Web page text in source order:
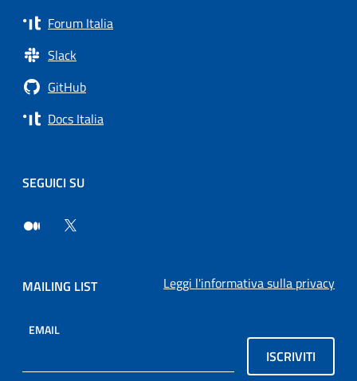
Forum Italia
Slack
GitHub
Docs Italia
SEGUICI SU
MAILING LIST Leggi l'informativa sulla privacy
EMAIL
ISCRIVITI